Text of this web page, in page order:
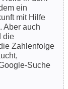
ein
mit Hilfe
Aber auch
die
Zahlenfolge
Suche